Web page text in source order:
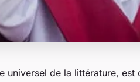
universel de la littérature, est